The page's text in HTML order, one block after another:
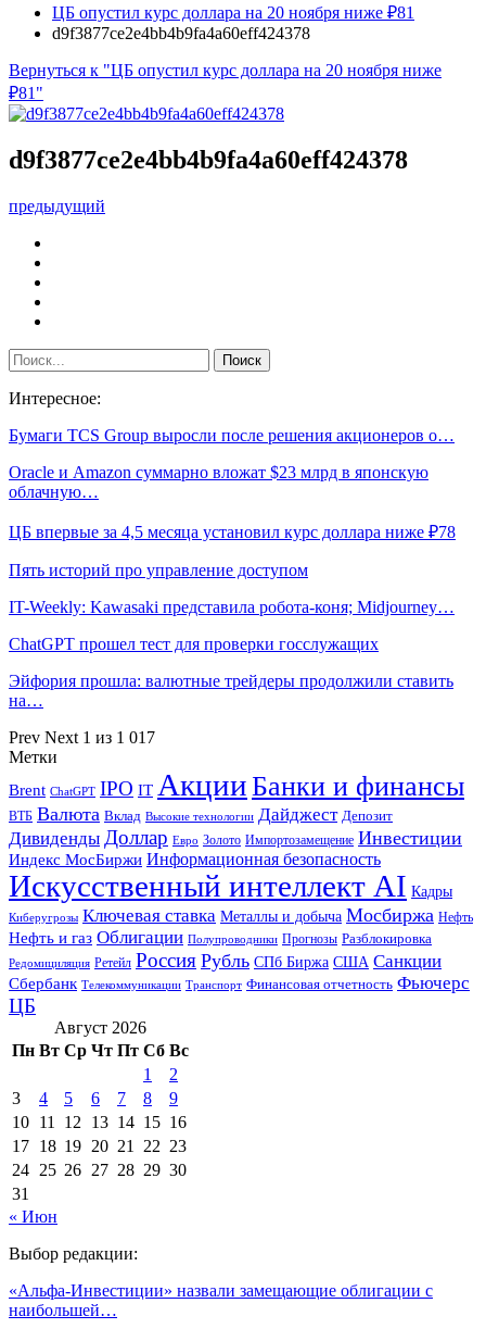
ЦБ опустил курс доллара на 20 ноября ниже ₽81
d9f3877ce2e4bb4b9fa4a60eff424378
Вернуться к "ЦБ опустил курс доллара на 20 ноября ниже
₽81"
d9f3877ce2e4bb4b9fa4a60eff424378
предыдущий
Интересное:
Бумаги TCS Group выросли после решения акционеров о…
Oracle и Amazon суммарно вложат $23 млрд в японскую
облачную…
ЦБ впервые за 4,5 месяца установил курс доллара ниже ₽78
Пять историй про управление доступом
IT-Weekly: Kawasaki представила робота-коня; Midjourney…
ChatGPT прошел тест для проверки госслужащих
Эйфория прошла: валютные трейдеры продолжили ставить
на…
Prev Next 1 из 1 017
Метки
Brent ChatGPT IPO IT АкцииБанки и финансы
ВТБ Валюта Вклад Высокие технологии Дайджест Депозит
Дивиденды Доллар Евро Золото Импортозамещение Инвестиции
Индекс МосБиржи Информационная безопасность
Искусственный интеллект AI Кадры
Киберугрозы Ключевая ставка Металлы и добыча Мосбиржа Нефть
Нефть и газ Облигации Полупроводники Прогнозы Разблокировка
Редомициляция Ретейл Россия Рубль СПб Биржа США Санкции
Сбербанк Телекоммуникации Транспорт Финансовая отчетность Фьючерс
ЦБ
Август 2026
Пн Вт Ср Чт Пт Сб Вс
1
2
3
4 5 6 7 8
9
10 11 12 13 14 15 16
17 18 19 20 21 22 23
24 25 26 27 28 29 30
31
« Июн
Выбор редакции:
«Альфа-Инвестиции» назвали замещающие облигации с
наибольшей…